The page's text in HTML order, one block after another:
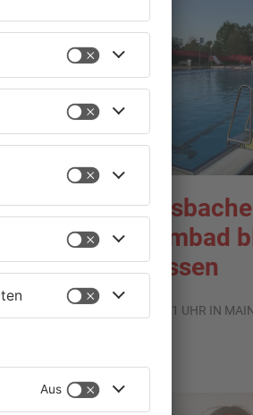
Schwimmbad
geschlossen
05.08.2026, 07:31 UHR IN